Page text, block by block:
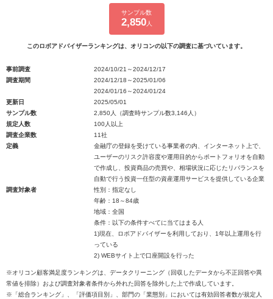
サンプル数
2,850人
このロボアドバイザーランキングは、オリコンの以下の調査に基づいています。
事前調査
2024/10/21～2024/12/17
調査期間
2024/12/18～2025/01/06
2024/01/16～2024/01/24
更新日
2025/05/01
サンプル数
2,850人（調査時サンプル数3,146人）
規定人数
100人以上
調査企業数
11社
定義
金融庁の登録を受けている事業者の内、インターネット上で、
ユーザーのリスク許容度や運用目的からポートフォリオを自動
で作成し、投資商品の売買や、相場状況に応じたリバランスを
自動で行う投資一任型の資産運用サービスを提供している企業
調査対象者
性別：指定なし
年齢：18～84歳
地域：全国
条件：以下の条件すべてに当てはまる人
1)現在、ロボアドバイザーを利用しており、1年以上運用を行
っている
2) WEBサイト上で口座開設を行った
※オリコン顧客満足度ランキングは、データクリーニング（回収したデータから不正回答や異
常値を排除）および調査対象者条件から外れた回答を除外した上で作成しています。
※「総合ランキング」、「評価項目別」、部門の「業態別」においては有効回答者数が規定人